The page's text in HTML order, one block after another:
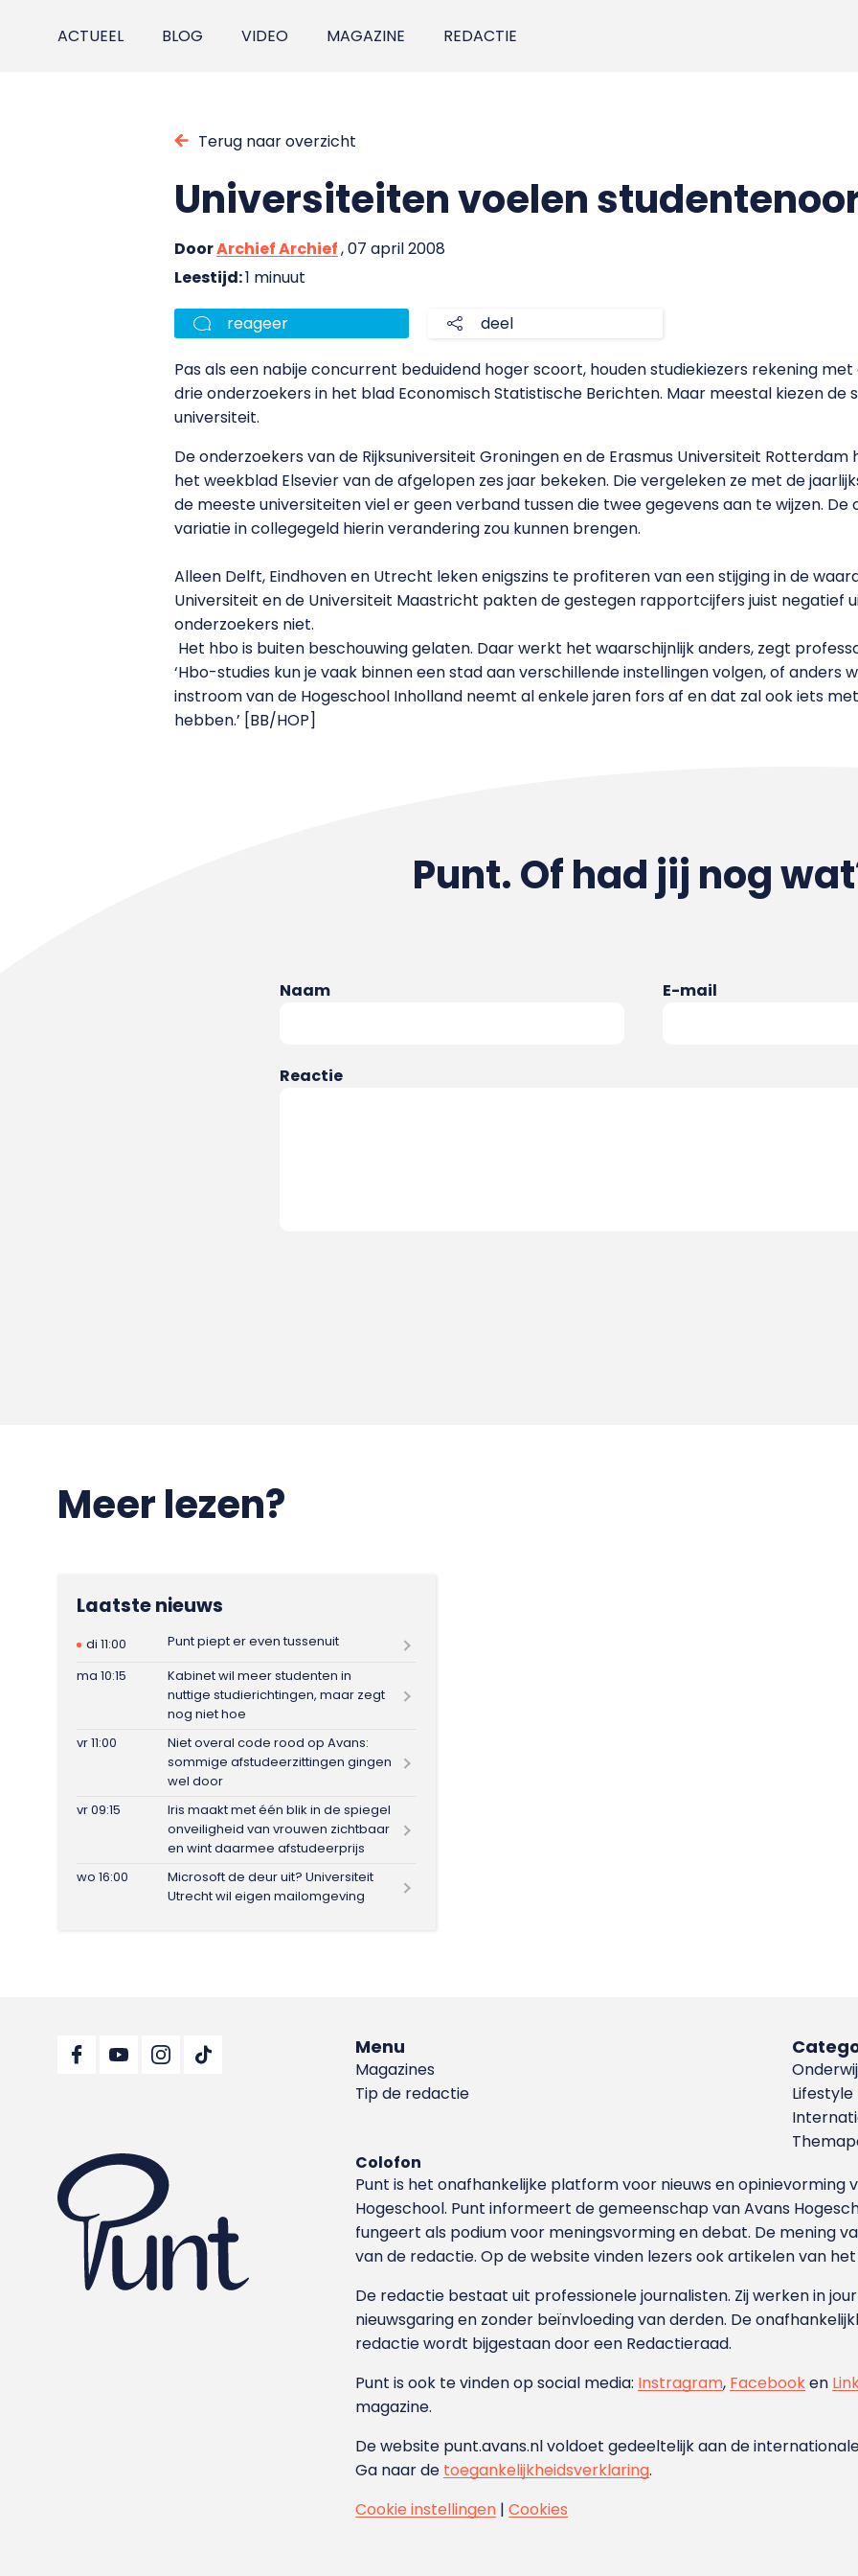
ACTUEEL BLOG VIDEO MAGAZINE REDACTIE
Terug naar overzicht
Universiteiten voelen
DoorArchief Archief, 07 april 2008
Leestijd:1 minuut
reageer deel
Pas als een nabije concurrent beduidend hoger scoort, houden studiekiezers rekening
drie onderzoekers in het blad Economisch Statistische Berichten. Maar meestal kiezen de
universiteit.
De onderzoekers van de Rijksuniversiteit Groningen en de Erasmus Universiteit
het weekblad Elsevier van de afgelopen zes jaar bekeken. Die vergeleken ze met de
de meeste universiteiten viel er geen verband tussen die twee gegevens aan te wijzen.
variatie in collegegeld hierin verandering zou kunnen brengen.
Alleen Delft, Eindhoven en Utrecht leken enigszins te profiteren van een stijging in de
Universiteit en de Universiteit Maastricht pakten de gestegen rapportcijfers juist negatief
onderzoekers niet.
Het hbo is buiten beschouwing gelaten. Daar werkt het waarschijnlijk anders, zegt
‘Hbo-studies kun je vaak binnen een stad aan verschillende instellingen volgen, of anders
instroom van de Hogeschool Inholland neemt al enkele jaren fors af en dat zal ook iets
hebben.’ [BB/HOP]
Punt. Of had jij nog
Naam E-mail
Reactie
Meer lezen?
Laatste nieuws
di 11:00
Punt piept er even tussenuit
ma 10:15
Kabinet wil meer studenten in
nuttige studierichtingen, maar zegt
nog niet hoe
vr 11:00
Niet overal code rood op Avans:
sommige afstudeerzittingen gingen
wel door
vr 09:15
Iris maakt met één blik in de spiegel
onveiligheid van vrouwen zichtbaar
en wint daarmee afstudeerprijs
wo 16:00
Microsoft de deur uit? Universiteit
Utrecht wil eigen mailomgeving
Menu
Magazines
Tip de redactie
Lifestyle
Colofon
Punt is het onafhankelijke platform voor nieuws en
Hoge­school. Punt informeert de gemeenschap van Avans
fungeert als podium voor meningsvorming en debat. De mening
van de redactie. Op de website vinden lezers ook artikelen van
De redactie bestaat uit professionele journalisten. Zij werken in
nieuwsgaring en zonder beïnvloeding van derden. De
redactie wordt bijgestaan door een Redactieraad.
Punt is ook te vinden op social media: Instragram, Facebooken
magazine.
De website punt.avans.nl voldoet gedeeltelijk aan de
Ga naar de toegankelijkheidsverklaring.
Cookie instellingen |Cookies